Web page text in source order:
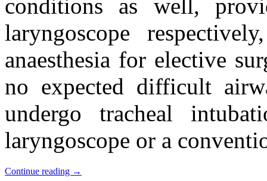
conditions as well,
laryngoscope
anaesthesia for elective
no expected difficult
undergo tracheal
laryngoscope or a
Continue reading →